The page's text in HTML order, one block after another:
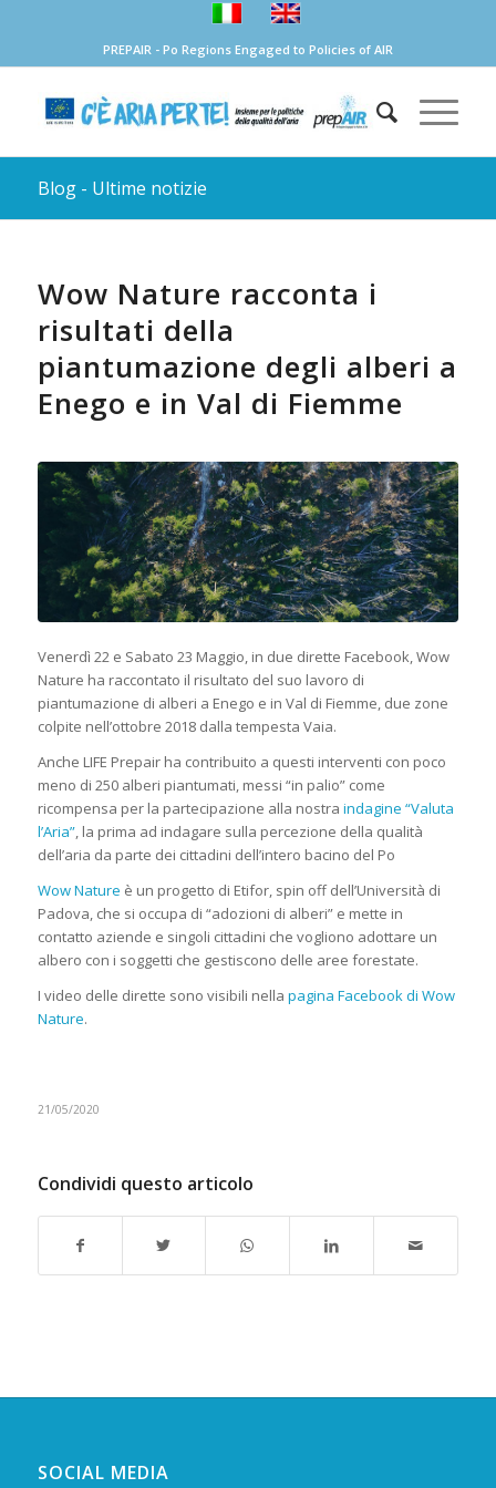
PREPAIR - Po Regions Engaged to Policies of AIR
Blog - Ultime notizie
Wow Nature racconta i
risultati della
piantumazione degli alberi a
Enego e in Val di Fiemme
Venerdì 22 e Sabato 23 Maggio, in due dirette Facebook, Wow
Nature ha raccontato il risultato del suo lavoro di
piantumazione di alberi a Enego e in Val di Fiemme, due zone
colpite nell’ottobre 2018 dalla tempesta Vaia.
Anche LIFE Prepair ha contribuito a questi interventi con poco
meno di 250 alberi piantumati, messi “in palio” come
ricompensa per la partecipazione alla nostra indagine “Valuta
l’Aria”, la prima ad indagare sulla percezione della qualità
dell’aria da parte dei cittadini dell’intero bacino del Po
Wow Nature è un progetto di Etifor, spin off dell’Università di
Padova, che si occupa di “adozioni di alberi” e mette in
contatto aziende e singoli cittadini che vogliono adottare un
albero con i soggetti che gestiscono delle aree forestate.
I video delle dirette sono visibili nella pagina Facebook di Wow
Nature.
21/05/2020
Condividi questo articolo
SOCIAL MEDIA